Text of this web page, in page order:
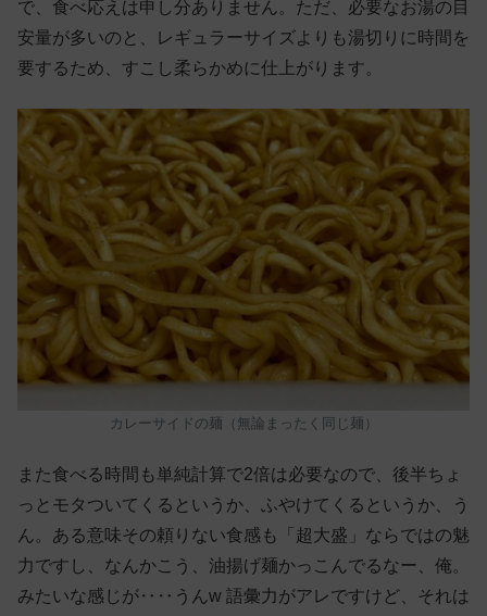
で、食べ応えは申し分ありません。ただ、必要なお湯の目
安量が多いのと、レギュラーサイズよりも湯切りに時間を
要するため、すこし柔らかめに仕上がります。
カレーサイドの麺（無論まったく同じ麺）
また食べる時間も単純計算で2倍は必要なので、後半ちょ
っとモタついてくるというか、ふやけてくるというか、う
ん。ある意味その頼りない食感も「超大盛」ならではの魅
力ですし、なんかこう、油揚げ麺かっこんでるなー、俺。
みたいな感じが‥‥うんw 語彙力がアレですけど、それは